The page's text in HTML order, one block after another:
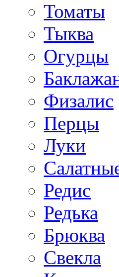
Томаты
Тыква
Огурцы
Физалис
Перцы
Луки
Редис
Редька
Брюква
Свекла